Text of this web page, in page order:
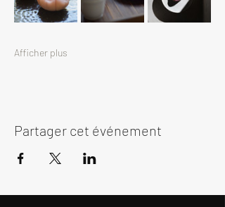
Afficher plus
Partager cet événement